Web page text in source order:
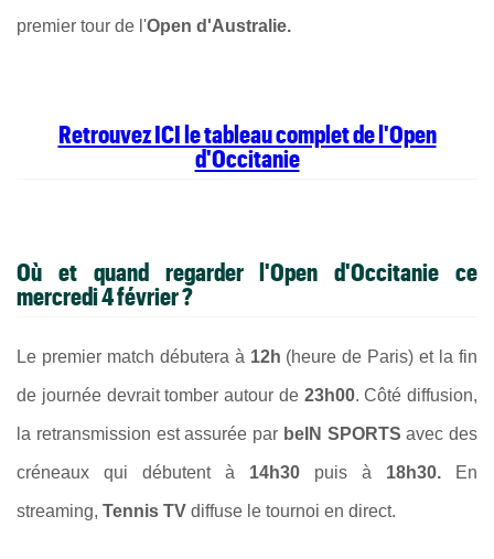
premier tour de l'Open d'Australie.
Retrouvez ICI le tableau complet de l'Open
d'Occitanie
Où et quand regarder l'Open d'Occitanie ce
mercredi 4 février ?
Le premier match débutera à 12h (heure de Paris) et la fin
de journée devrait tomber autour de 23h00. Côté diffusion,
la retransmission est assurée par beIN SPORTS avec des
créneaux qui débutent à 14h30 puis à 18h30. En
streaming, Tennis TV diffuse le tournoi en direct.